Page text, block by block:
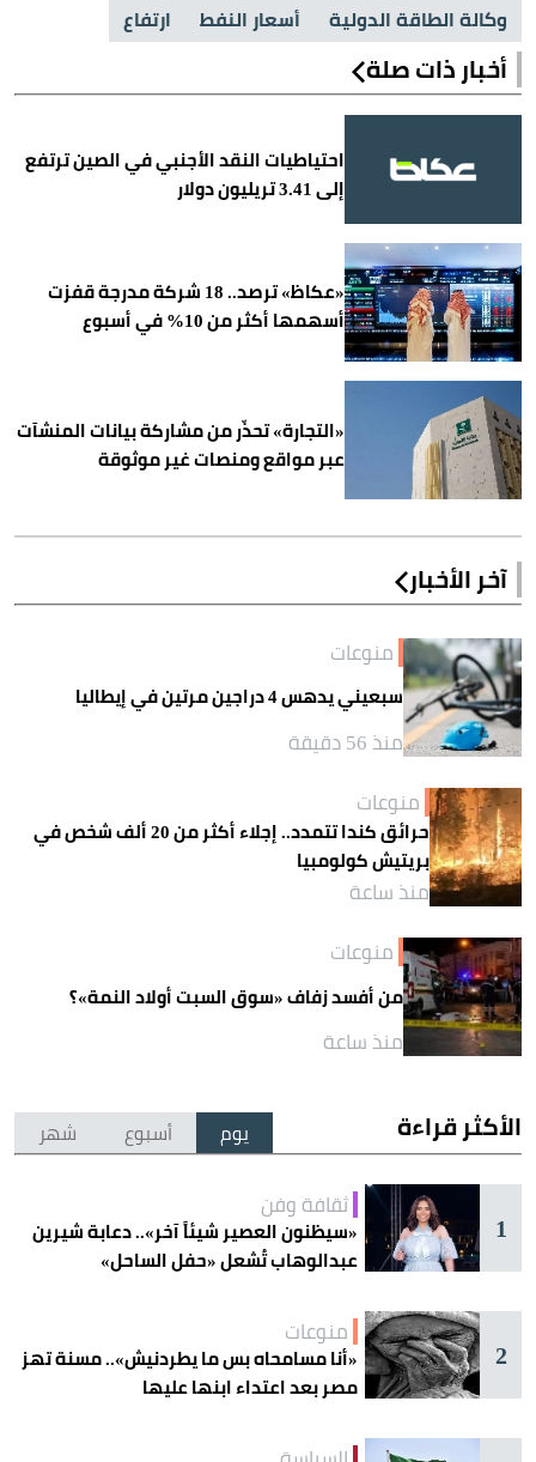
وكالة الطاقة الدولية أسعار النفط ارتفاع
أخبار ذات صلة
احتياطيات النقد الأجنبي في الصين ترتفع
إلى 3.41 تريليون دولار
«عكاظ» ترصد.. 18 شركة مدرجة قفزت
أسهمها أكثر من 10% في أسبوع
«التجارة» تحذّر من مشاركة بيانات المنشآت
عبر مواقع ومنصات غير موثوقة
آخر الأخبار
منوعات
سبعيني يدهس 4 دراجين مرتين في إيطاليا
منذ 56 دقيقة
منوعات
حرائق كندا تتمدد.. إجلاء أكثر من 20 ألف شخص في
بريتيش كولومبيا
منذ ساعة
منوعات
من أفسد زفاف «سوق السبت أولاد النمة»؟
منذ ساعة
الأكثر قراءة يوم أسبوع شهر
1
ثقافة وفن
«سيظنون العصير شيئاً آخر».. دعابة شيرين
عبدالوهاب تُشعل «حفل الساحل»
2
منوعات
«أنا مسامحاه بس ما يطردنيش».. مسنة تهز
مصر بعد اعتداء ابنها عليها